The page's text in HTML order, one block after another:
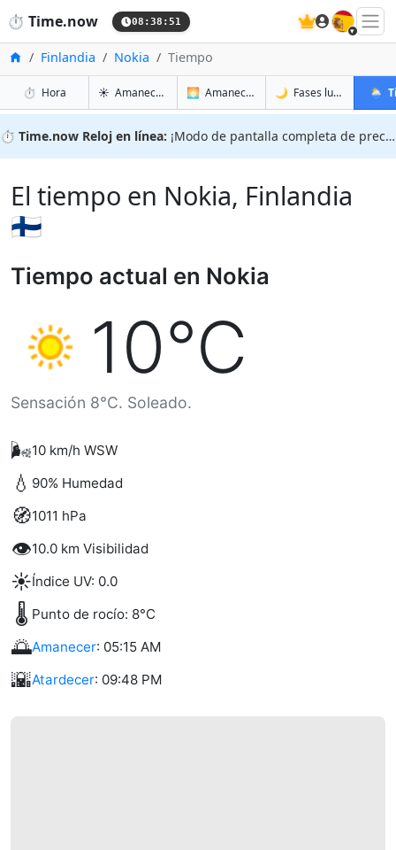
⏱️ Time.now 08:38:52 🇪🇸
InicioFinlandia Nokia Tiempo
⏱️ Horaen Nokia
☀️ Amanecer y atardecer en Nokia
🌅 Amanecer y atardecer mañana en
🌙 Fases lunares en
🌦️
⏱️ Time.now Reloj en línea: ¡Modo de pantalla completa de precisión!
El tiempo en Nokia, Finlandia
🇫🇮
Tiempo actual en Nokia
10°C
Sensación 8°C. Soleado.
🌬️10 km/h WSW
💧 90% Humedad
🧭1011 hPa
👁️10.0 km Visibilidad
☀️Índice UV: 0.0
🌡️ Punto de rocío: 8°C
🌅Amanecer: 05:15 AM
🌇Atardecer: 09:48 PM